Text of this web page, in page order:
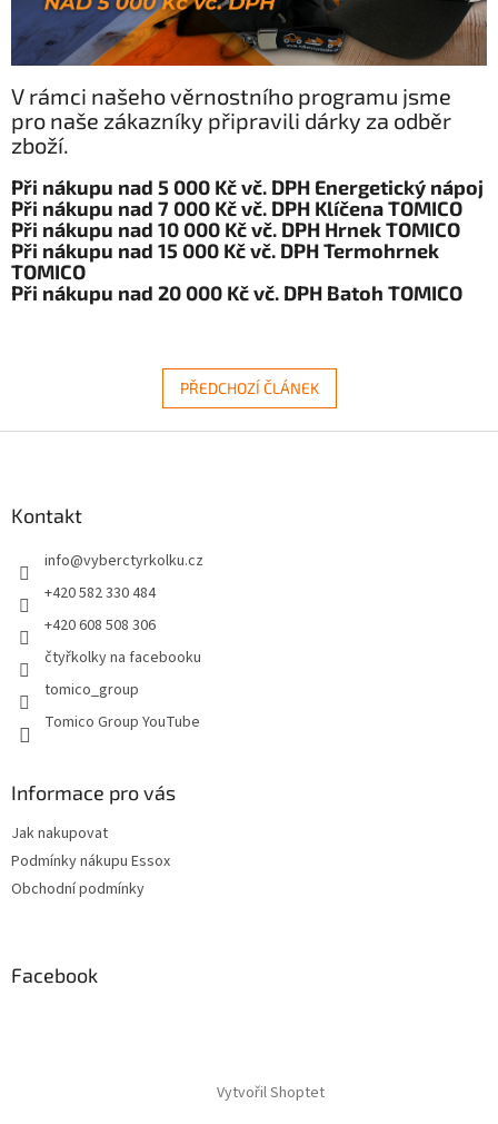
V rámci našeho věrnostního programu jsme
pro naše zákazníky připravili dárky za odběr
zboží.
Při nákupu nad 5 000 Kč vč. DPH Energetický nápoj
Při nákupu nad 7 000 Kč vč. DPH Klíčena TOMICO
Při nákupu nad 10 000 Kč vč. DPH Hrnek TOMICO
Při nákupu nad 15 000 Kč vč. DPH Termohrnek
TOMICO
Při nákupu nad 20 000 Kč vč. DPH Batoh TOMICO
PŘEDCHOZÍ ČLÁNEK
Kontakt
info@vyberctyrkolku.cz
+420 582 330 484
+420 608 508 306
čtyřkolky na facebooku
tomico_group
Tomico Group YouTube
Informace pro vás
Jak nakupovat
Podmínky nákupu Essox
Obchodní podmínky
Facebook
Vytvořil Shoptet